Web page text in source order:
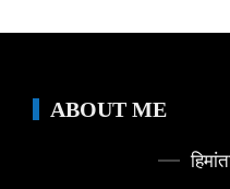
ABOUT ME